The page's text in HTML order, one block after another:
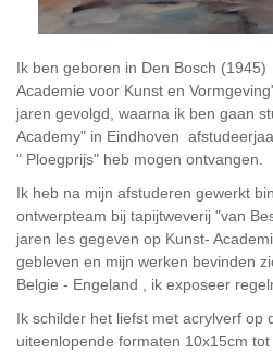
Ik ben geboren in Den Bosch
Academie voor Kunst en
jaren gevolgd, waarna ik ben gaan
Academy" in Eindhoven
" Ploegprijs" heb mogen ontvangen.
Ik heb na mijn afstuderen gewerkt
ontwerpteam bij tapijtweverij "van
jaren les gegeven op Kunst-
gebleven en mijn werken bevinden
Belgie - Engeland , ik exposeer
Ik schilder het liefst met acrylverf op
uiteenlopende formaten 10x15cm